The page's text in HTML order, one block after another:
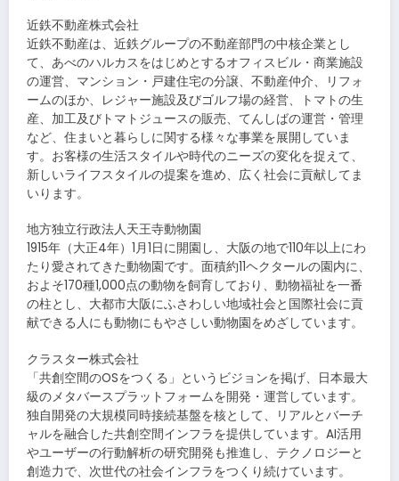
近鉄不動産株式会社
近鉄不動産は、近鉄グループの不動産部門の中核企業とし
て、あべのハルカスをはじめとするオフィスビル・商業施設
の運営、マンション・戸建住宅の分譲、不動産仲介、リフォ
ームのほか、レジャー施設及びゴルフ場の経営、トマトの生
産、加工及びトマトジュースの販売、てんしばの運営・管理
など、住まいと暮らしに関する様々な事業を展開していま
す。お客様の生活スタイルや時代のニーズの変化を捉えて、
新しいライフスタイルの提案を進め、広く社会に貢献してま
いります。
地方独立行政法人天王寺動物園
1915年（大正4年）1月1日に開園し、大阪の地で110年以上にわ
たり愛されてきた動物園です。面積約11ヘクタールの園内に、
およそ170種1,000点の動物を飼育しており、動物福祉を一番
の柱とし、大都市大阪にふさわしい地域社会と国際社会に貢
献できる人にも動物にもやさしい動物園をめざしています。
クラスター株式会社
「共創空間のOSをつくる」というビジョンを掲げ、日本最大
級のメタバースプラットフォームを開発・運営しています。
独自開発の大規模同時接続基盤を核として、リアルとバーチ
ャルを融合した共創空間インフラを提供しています。AI活用
やユーザーの行動解析の研究開発も推進し、テクノロジーと
創造力で、次世代の社会インフラをつくり続けています。